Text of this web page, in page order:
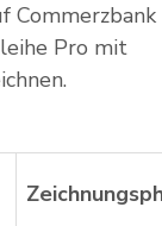
Commerzbank
Pro mit